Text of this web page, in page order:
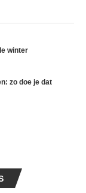
winter
zo doe je dat